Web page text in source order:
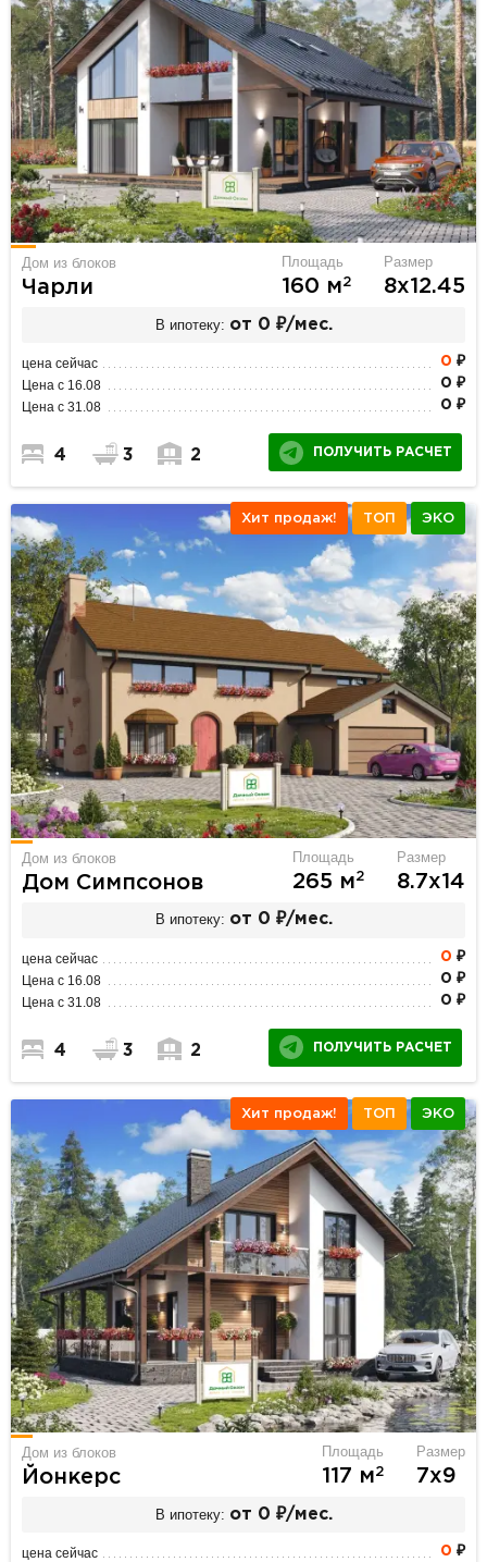
Дом из блоков
Чарли
Площадь
160 м2
Размер
8х12.45
В ипотеку: от 0 ₽/мес.
цена сейчас 0 ₽
Цена с 16.08 0 ₽
Цена с 31.08 0 ₽
4 3 2 ПОЛУЧИТЬ РАСЧЕТ
Хит продаж! ТОП ЭКО
Дом из блоков
Дом Симпсонов
Площадь
265 м2
Размер
8.7х14
В ипотеку: от 0 ₽/мес.
цена сейчас 0 ₽
Цена с 16.08 0 ₽
Цена с 31.08 0 ₽
4 3 2 ПОЛУЧИТЬ РАСЧЕТ
Хит продаж! ТОП ЭКО
Дом из блоков
Йонкерс
Площадь
117 м2
Размер
7х9
В ипотеку: от 0 ₽/мес.
цена сейчас 0 ₽